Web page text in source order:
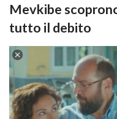
Mevkibe
tutto il debito